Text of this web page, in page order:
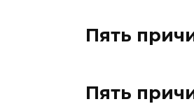
Пять
Пять